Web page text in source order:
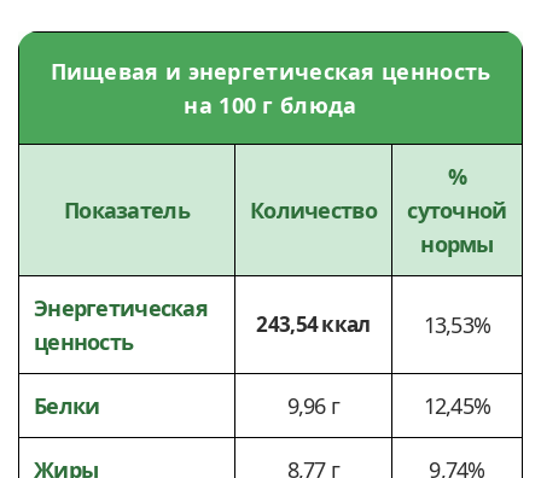
Пищевая и энергетическая ценность
на 100 г блюда
Показатель Количество
%
суточной
нормы
Энергетическая
ценность
243,54 ккал 13,53%
Белки 9,96 г 12,45%
Жиры 8,77 г 9,74%